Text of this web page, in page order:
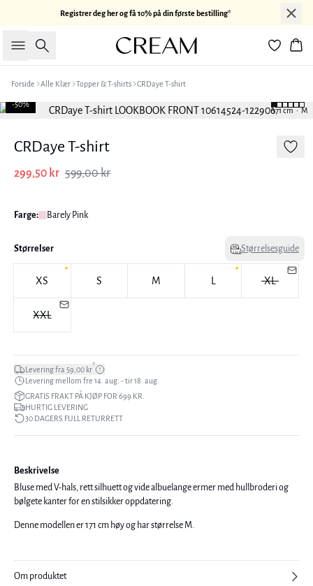
Registrer deg her og få 10% på din første bestilling*
Søk
Forside Alle Klær Topper & T-shirts CRDaye T-shirt
171 cm • M
-50%
CRDaye T-shirt
299,50 kr 599,00 kr
Farge: Barely Pink
Størrelser Størrelsesguide
XS S M XL
XXL
Levering fra 59,00 kr*
Levering mellom fre 14. aug. - tir 18. aug.
GRATIS FRAKT PÅ KJØP FOR 699 KR.
HURTIG LEVERING
30 DAGERS FULL RETURRETT
Beskrivelse
Bluse med V-hals, rett silhuett og vide albuelange ermer med hullbroderi og
bølgete kanter for en stilsikker oppdatering.
Denne modellen er 171 cm høy og har størrelse M.
Om produktet